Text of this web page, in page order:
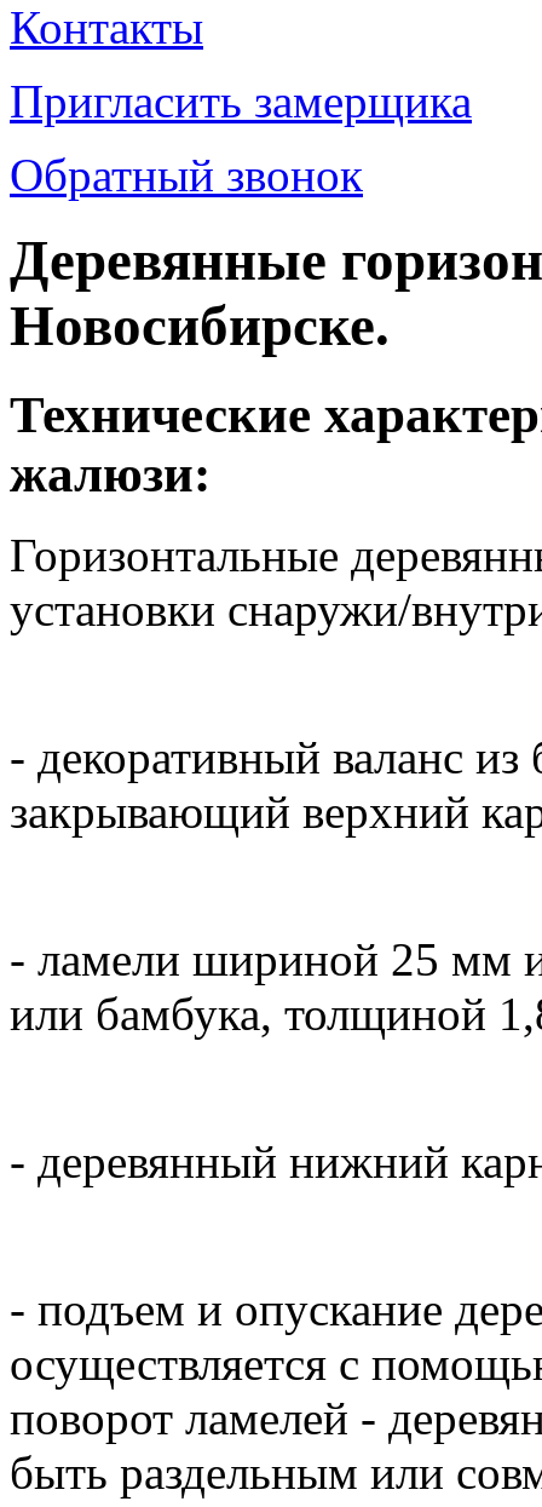
Контакты
Пригласить замерщика
Обратный звонок
Деревянные
Новосибирске.
Технические
жалюзи:
Горизонтальные
установки снаружи/
- декоративный валанс из
закрывающий верхний
- ламели шириной 25 мм
или бамбука, толщиной
- деревянный нижний
- подъем и опускание
осуществляется с
поворот ламелей -
быть раздельным или